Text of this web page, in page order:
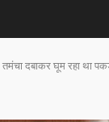
तमंचा दबाकर घूम रहा था